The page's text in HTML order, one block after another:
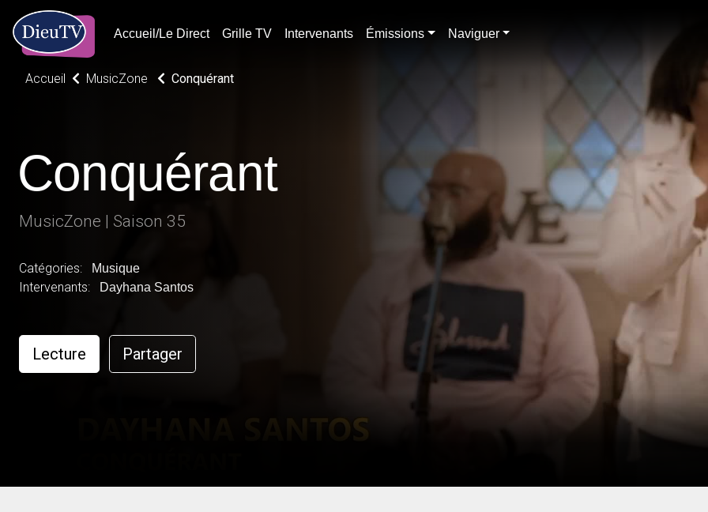
Accueil/Le Direct Grille TV Intervenants Émissions Naviguer
Accueil MusicZone Conquérant
Conquérant
MusicZone | Saison 35
Catégories: Musique
Intervenants: Dayhana Santos
Lecture Partager